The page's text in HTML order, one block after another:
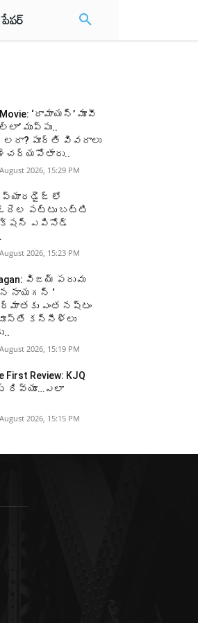
Movie: ‘రామాయన్’ మూవీ
ముప్పు..
పూర్తి వివరాలు
2026, 15:29 PM
ప్యారడైజ్ లో
పట్టు బట్టి
ఎపిసోడ్
2026, 15:23 PM
విజయ్ పరువు
నాయగన్ ‘
ఎంత నష్టం
కన్నీళ్లు
2026, 15:19 PM
First Review: KJQ
రివ్యూ…ఎలా
2026, 15:15 PM